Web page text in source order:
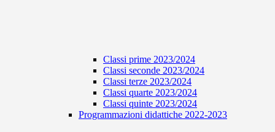
Classi prime 2023/2024
Classi seconde 2023/2024
Classi terze 2023/2024
Classi quarte 2023/2024
Classi quinte 2023/2024
Programmazioni didattiche 2022-2023